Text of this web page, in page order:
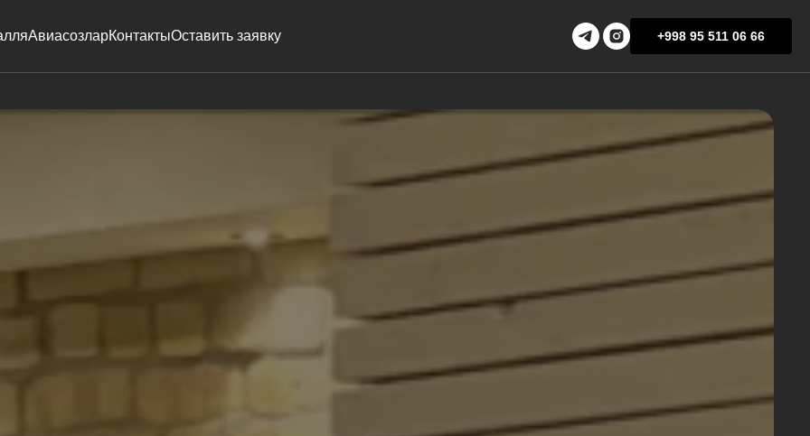
АвиасозларКонтактыОставить заявку +998 95 511 06 66